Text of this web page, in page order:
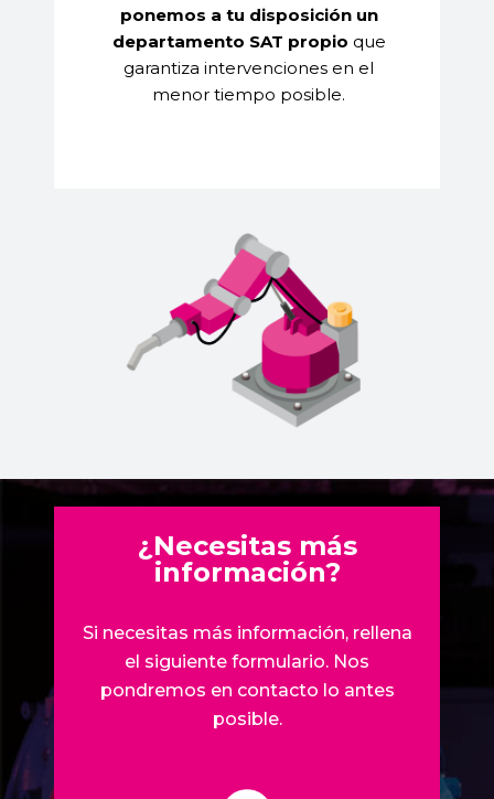
ponemos a tu disposición un
departamento SAT propio que
garantiza intervenciones en el
menor tiempo posible.
¿Necesitas más
información?
Si necesitas más información, rellena
el siguiente formulario. Nos
pondremos en contacto lo antes
posible.